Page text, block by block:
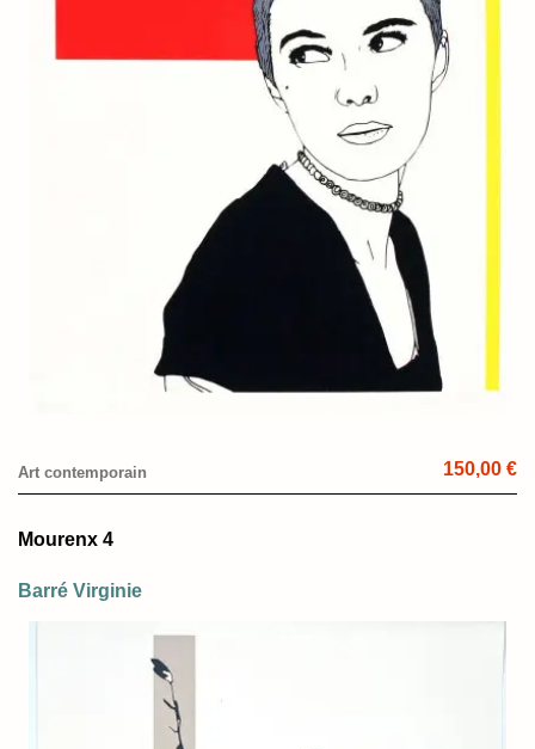
Art contemporain 150,00 €
Mourenx 4
Barré Virginie